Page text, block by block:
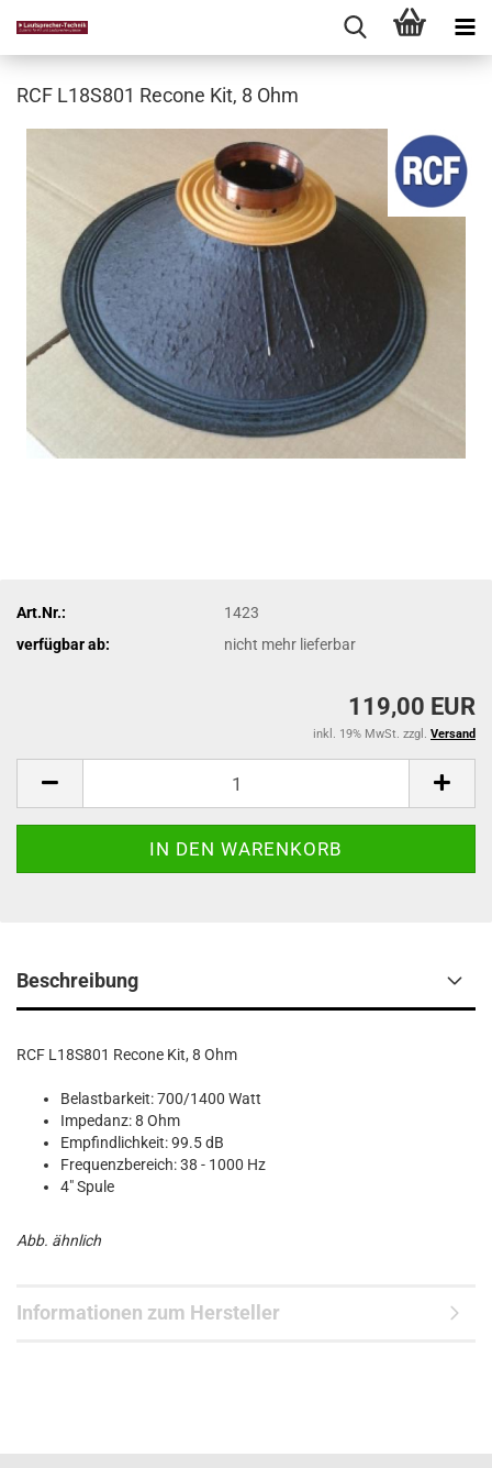
RCF L18S801 Recone Kit, 8 Ohm
Art.Nr.:
1423
verfügbar ab:
nicht mehr lieferbar
119,00 EUR
inkl. 19% MwSt. zzgl. Versand
Beschreibung
RCF L18S801 Recone Kit, 8 Ohm
Belastbarkeit: 700/1400 Watt
Impedanz: 8 Ohm
Empfindlichkeit: 99.5 dB
Frequenzbereich: 38 - 1000 Hz
4" Spule
Abb. ähnlich
Informationen zum Hersteller